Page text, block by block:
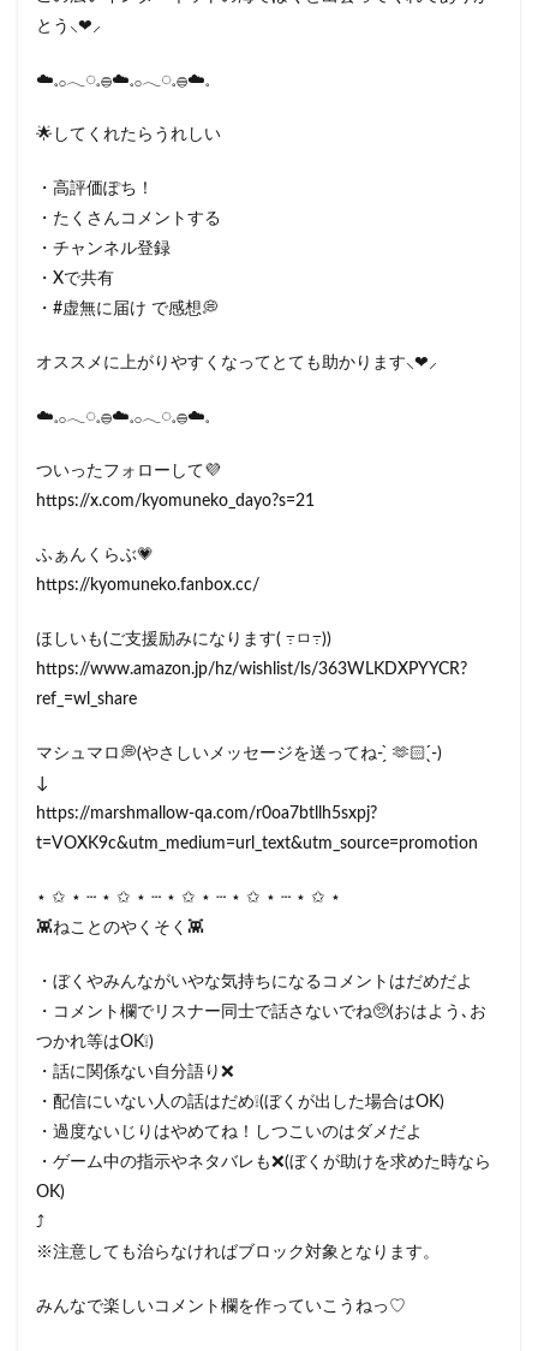
とう⸜❤︎⸝‍
☁️𓈒𓂂𓂃◌𓈒𓐍☁️𓈒𓂂𓂃◌𓈒𓐍☁️𓈒
🌟してくれたらうれしい
・高評価ぽち！
・たくさんコメントする
・チャンネル登録
・Xで共有
・#虚無に届け で感想💭
オススメに上がりやすくなってとても助かります⸜❤︎⸝‍
☁️𓈒𓂂𓂃◌𓈒𓐍☁️𓈒𓂂𓂃◌𓈒𓐍☁️𓈒
ついったフォローして💜
https://x.com/kyomuneko_dayo?s=21
ふぁんくらぶ💗
https://kyomuneko.fanbox.cc/
ほしいも(ご支援励みになります( ߹ㅁ߹))
https://www.amazon.jp/hz/wishlist/ls/363WLKDXPYYCR?
ref_=wl_share
マシュマロ💭(やさしいメッセージを送ってね- ̗̀ 🫶🏻 ̖́-)
↓
https://marshmallow-qa.com/r0oa7btllh5sxpj?
t=VOXK9c&utm_medium=url_text&utm_source=promotion
⋆ ✩ ⋆ ┄ ⋆ ✩ ⋆ ┄ ⋆ ✩ ⋆ ┄ ⋆ ✩ ⋆ ┄ ⋆ ✩ ⋆
👾ねことのやくそく👾
・ぼくやみんながいやな気持ちになるコメントはだめだよ
・コメント欄でリスナー同士で話さないでね🥺(おはよう､お
つかれ等はOK❕)
・話に関係ない自分語り❌
・配信にいない人の話はだめ❕(ぼくが出した場合はOK)
・過度ないじりはやめてね！しつこいのはダメだよ
・ゲーム中の指示やネタバレも❌(ぼくが助けを求めた時なら
OK)
⤴︎
※注意しても治らなければブロック対象となります。
みんなで楽しいコメント欄を作っていこうねっ♡